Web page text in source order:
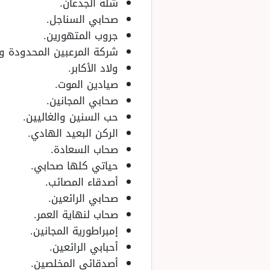
صحابي السناجل.
جروب المتهورين.
شركة المرعبين المحدودة
ولاد الأكابر.
صيادين الموت.
صحابي المجانين.
حب السنين والغاليين.
الركن البعيد الهادي.
صحاب السعادة.
حياتي كلها صحابي.
أصدقاء المصائب.
صحابي الرائعين.
صحاب لنهاية العمر.
إمبراطورية المجانين.
أحبابي الرائعين.
أصدقائي المخلصين.